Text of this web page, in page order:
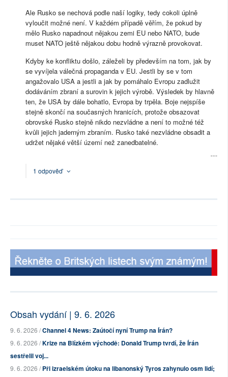
Ale Rusko se nechová podle naší logiky, tedy cokoli úplně
vyloučit možné není. V každém případě věřím, že pokud by
mělo Rusko napadnout nějakou zemi EU nebo NATO, bude
muset NATO ještě nějakou dobu hodně výrazně provokovat.
Kdyby ke konfliktu došlo, záleželi by především na tom, jak by
se vyvíjela válečná propaganda v EU. Jestli by se v tom
angažovalo USA a jestli a jak by pomáhalo Evropu zadlužit
dodáváním zbraní a surovin k jejich výrobě. Výsledek by hlavně
ten, že USA by dále bohatlo, Evropa by trpěla. Boje nejspíše
stejně skončí na současných hranicích, protože obsazovat
obrovské Rusko stejně nikdo nezvládne a není to možné též
kvůli jejich jaderným zbraním. Rusko také nezvládne obsadit a
udržet nějaké větší území než zanedbatelné.
1 odpověď
Obsah vydání | 9. 6. 2026
9. 6. 2026 /Channel 4 News: Zaútočí nyní Trump na Írán?
9. 6. 2026 /Krize na Blízkém východě: Donald Trump tvrdí, že Írán
sestřelil voj...
9. 6. 2026 /Při izraelském útoku na libanonský Tyros zahynulo osm lidí;